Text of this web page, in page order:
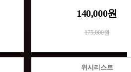
140,000원
175,000원
위시리스트